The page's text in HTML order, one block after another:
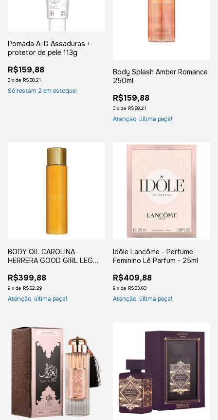
Pomada A+D Assaduras +
protetor de pele 113g
R$159,88
3 x de R$58,21
Só restam 2 em estoque!
Body Splash Amber Romance
250ml
R$159,88
3 x de R$58,21
Atenção, última peça!
BODY OIL CAROLINA
HERRERA GOOD GIRL LEG
R$399,88
9 x de R$52,29
Atenção, última peça!
Idôle Lancôme - Perfume
Feminino Lê Parfum - 25ml
R$409,88
9 x de R$53,60
Atenção, última peça!